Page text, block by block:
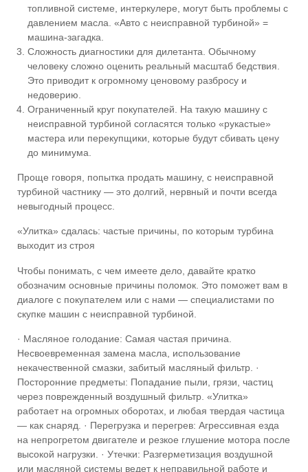
топливной системе, интеркулере, могут быть проблемы с
давлением масла. «Авто с неисправной турбиной» =
машина-загадка.
Сложность диагностики для дилетанта. Обычному
человеку сложно оценить реальный масштаб бедствия.
Это приводит к огромному ценовому разбросу и
недоверию.
Ограниченный круг покупателей. На такую машину с
неисправной турбиной согласятся только «рукастые»
мастера или перекупщики, которые будут сбивать цену
до минимума.
Проще говоря, попытка продать машину, с неисправной
турбиной частнику — это долгий, нервный и почти всегда
невыгодный процесс.
«Улитка» сдалась: частые причины, по которым турбина
выходит из строя
Чтобы понимать, с чем имеете дело, давайте кратко
обозначим основные причины поломок. Это поможет вам в
диалоге с покупателем или с нами — специалистами по
скупке машин с неисправной турбиной.
· Масляное голодание: Самая частая причина.
Несвоевременная замена масла, использование
некачественной смазки, забитый масляный фильтр. ·
Посторонние предметы: Попадание пыли, грязи, частиц
через поврежденный воздушный фильтр. «Улитка»
работает на огромных оборотах, и любая твердая частица
— как снаряд. · Перегрузка и перегрев: Агрессивная езда
на непрогретом двигателе и резкое глушение мотора после
высокой нагрузки. · Утечки: Разгерметизация воздушной
или масляной системы ведет к неправильной работе и